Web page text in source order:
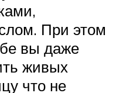
При этом
вы даже
живых
что не